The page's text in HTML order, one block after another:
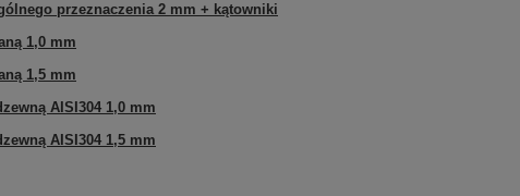
przeznaczenia 2 mm + kątowniki
1,0 mm
1,5 mm
AISI304 1,0 mm
AISI304 1,5 mm